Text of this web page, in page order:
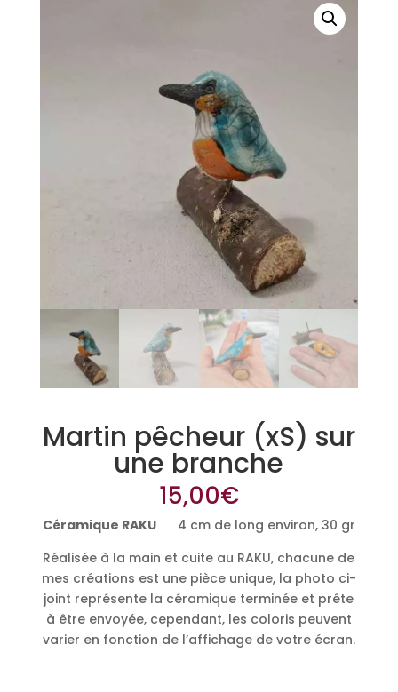
Martin pêcheur (xS) sur
une branche
15,00€
Céramique RAKU4 cm de long environ, 30 gr
Réalisée à la main et cuite au RAKU, chacune de
mes créations est une pièce unique, la photo ci-
joint représente la céramique terminée et prête
à être envoyée, cependant, les coloris peuvent
varier en fonction de l’affichage de votre écran.